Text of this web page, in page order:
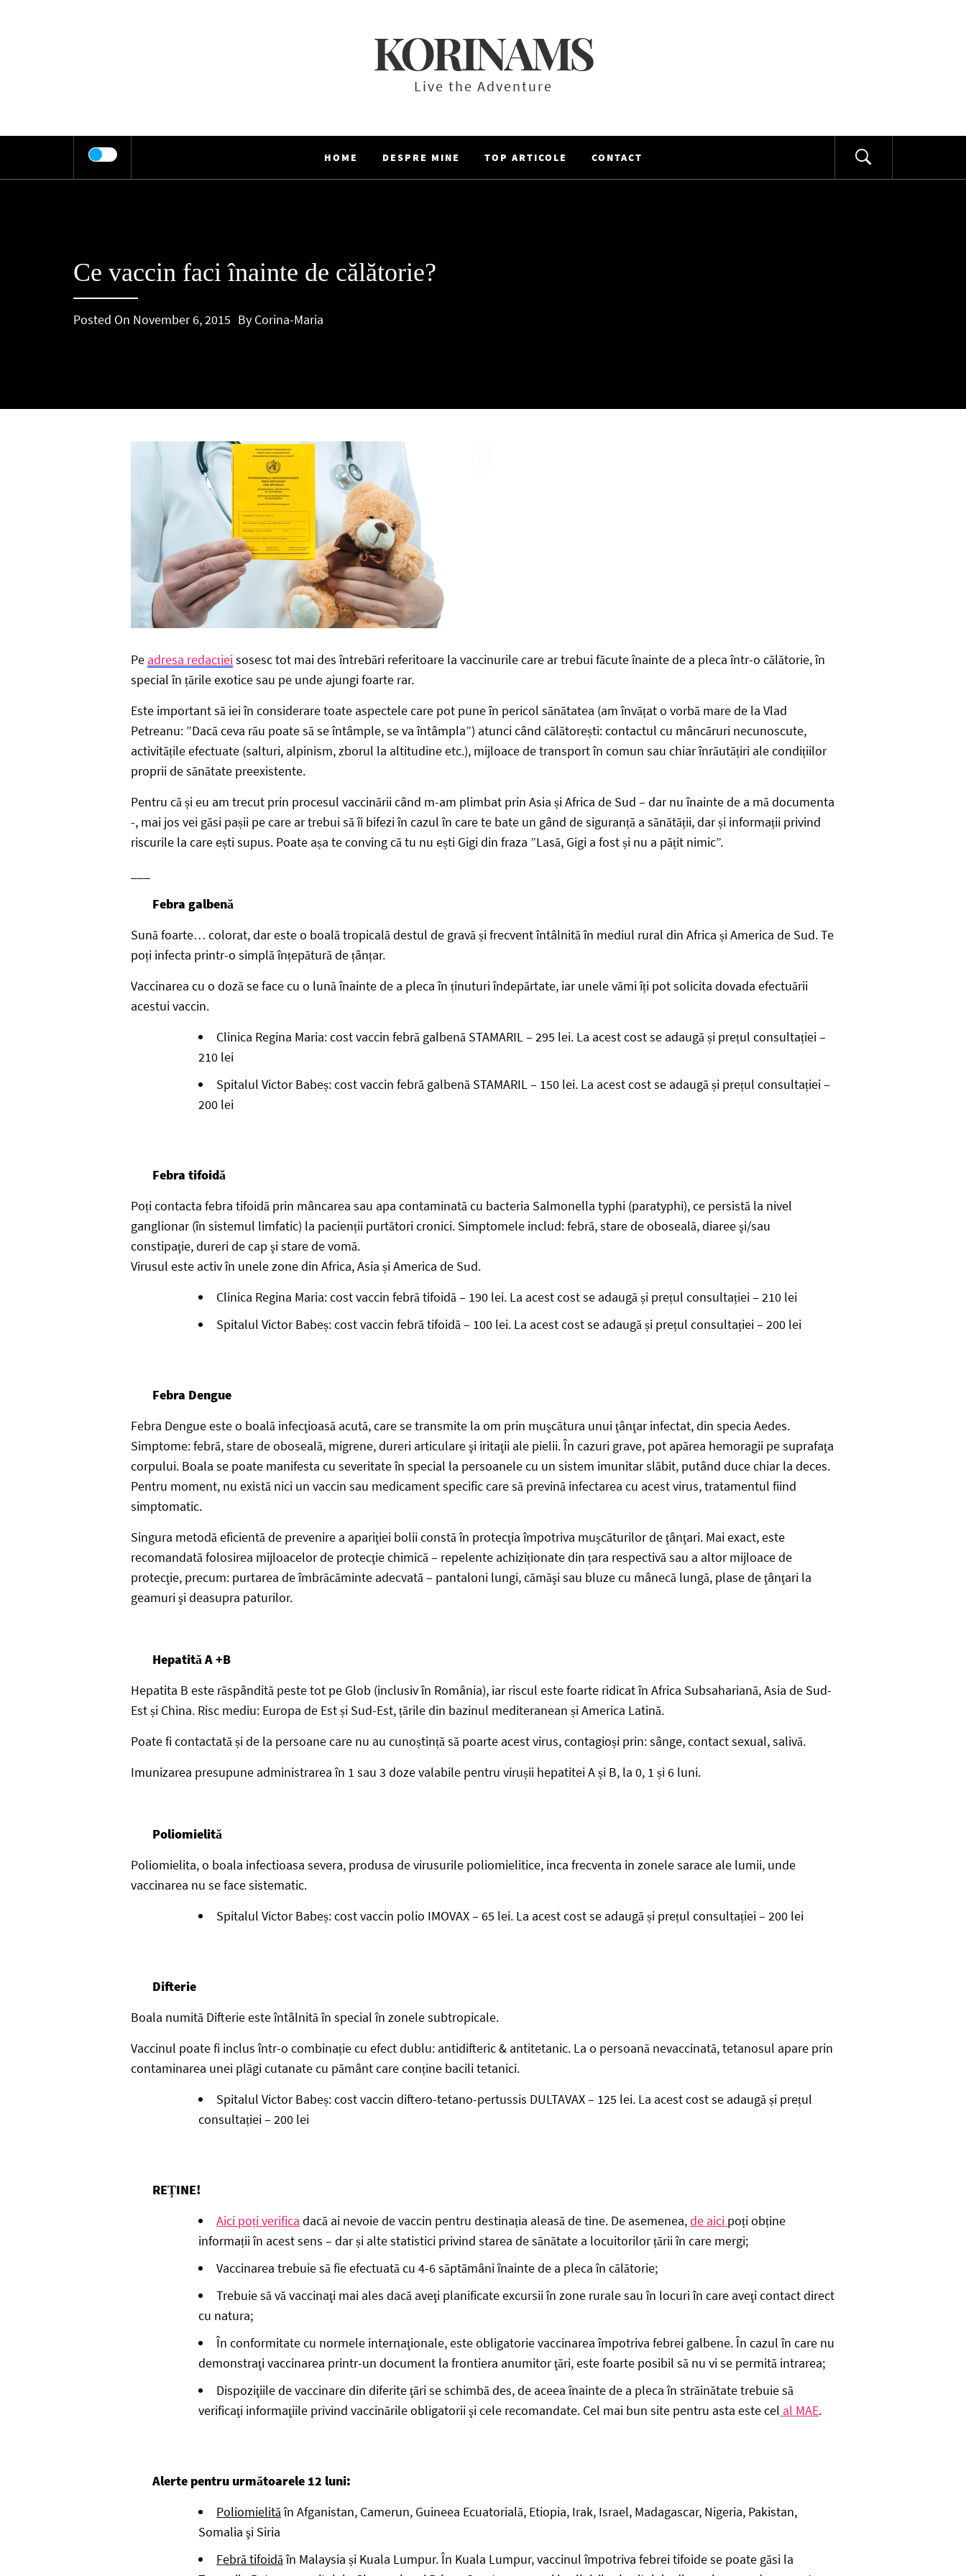
KORINAMS
Live the Adventure
HOME DESPRE MINE TOP ARTICOLE CONTACT
Ce vaccin faci înainte de călătorie?
Posted On November 6, 2015 By Corina-Maria
Pe adresa redacțieisosesc tot mai des întrebări referitoare la vaccinurile care ar trebui făcute înainte de a pleca într-o călătorie, în
special în țările exotice sau pe unde ajungi foarte rar.
Este important să iei în considerare toate aspectele care pot pune în pericol sănătatea (am învățat o vorbă mare de la Vlad
Petreanu: ”Dacă ceva rău poate să se întâmple, se va întâmpla”) atunci când călătorești: contactul cu mâncăruri necunoscute,
activitățile efectuate (salturi, alpinism, zborul la altitudine etc.), mijloace de transport în comun sau chiar înrăutățiri ale condițiilor
proprii de sănătate preexistente.
Pentru că și eu am trecut prin procesul vaccinării când m-am plimbat prin Asia și Africa de Sud – dar nu înainte de a mă documenta
-, mai jos vei găsi pașii pe care ar trebui să îi bifezi în cazul în care te bate un gând de siguranță a sănătății, dar și informații privind
riscurile la care ești supus. Poate așa te conving că tu nu ești Gigi din fraza ”Lasă, Gigi a fost și nu a pățit nimic”.
Febra galbenă
Sună foarte… colorat, dar este o boală tropicală destul de gravă și frecvent întâlnită în mediul rural din Africa și America de Sud. Te
poți infecta printr-o simplă înțepătură de țânțar.
Vaccinarea cu o doză se face cu o lună înainte de a pleca în ținuturi îndepărtate, iar unele vămi îți pot solicita dovada efectuării
acestui vaccin.
Clinica Regina Maria: cost vaccin febră galbenă STAMARIL – 295 lei. La acest cost se adaugă și prețul consultației –
210 lei
Spitalul Victor Babeș: cost vaccin febră galbenă STAMARIL – 150 lei. La acest cost se adaugă și prețul consultației –
200 lei
Febra tifoidă
Poți contacta febra tifoidă prin mâncarea sau apa contaminată cu bacteria Salmonella typhi (paratyphi), ce persistă la nivel
ganglionar (în sistemul limfatic) la pacienții purtători cronici. Simptomele includ: febră, stare de oboseală, diaree şi/sau
constipaţie, dureri de cap şi stare de vomă.
Virusul este activ în unele zone din Africa, Asia și America de Sud.
Clinica Regina Maria: cost vaccin febră tifoidă – 190 lei. La acest cost se adaugă și prețul consultației – 210 lei
Spitalul Victor Babeș: cost vaccin febră tifoidă – 100 lei. La acest cost se adaugă și prețul consultației – 200 lei
Febra Dengue
Febra Dengue este o boală infecţioasă acută, care se transmite la om prin muşcătura unui ţânţar infectat, din specia Aedes.
Simptome: febră, stare de oboseală, migrene, dureri articulare şi iritaţii ale pielii. În cazuri grave, pot apărea hemoragii pe suprafaţa
corpului. Boala se poate manifesta cu severitate în special la persoanele cu un sistem imunitar slăbit, putând duce chiar la deces.
Pentru moment, nu există nici un vaccin sau medicament specific care să prevină infectarea cu acest virus, tratamentul fiind
simptomatic.
Singura metodă eficientă de prevenire a apariţiei bolii constă în protecţia împotriva muşcăturilor de ţânţari. Mai exact, este
recomandată folosirea mijloacelor de protecţie chimică – repelente achiziționate din țara respectivă sau a altor mijloace de
protecţie, precum: purtarea de îmbrăcăminte adecvată – pantaloni lungi, cămăşi sau bluze cu mânecă lungă, plase de ţânţari la
geamuri şi deasupra paturilor.
Hepatită A +B
Hepatita B este răspândită peste tot pe Glob (inclusiv în România), iar riscul este foarte ridicat în Africa Subsahariană, Asia de Sud-
Est și China. Risc mediu: Europa de Est și Sud-Est, țările din bazinul mediteranean și America Latină.
Poate fi contactată și de la persoane care nu au cunoștință să poarte acest virus, contagioși prin: sânge, contact sexual, salivă.
Imunizarea presupune administrarea în 1 sau 3 doze valabile pentru virușii hepatitei A și B, la 0, 1 și 6 luni.
Poliomielită
Poliomielita, o boala infectioasa severa, produsa de virusurile poliomielitice, inca frecventa in zonele sarace ale lumii, unde
vaccinarea nu se face sistematic.
Spitalul Victor Babeș: cost vaccin polio IMOVAX – 65 lei. La acest cost se adaugă și prețul consultației – 200 lei
Difterie
Boala numită Difterie este întâlnită în special în zonele subtropicale.
Vaccinul poate fi inclus într-o combinație cu efect dublu: antidifteric & antitetanic. La o persoană nevaccinată, tetanosul apare prin
contaminarea unei plăgi cutanate cu pământ care conține bacili tetanici.
Spitalul Victor Babeș: cost vaccin diftero-tetano-pertussis DULTAVAX – 125 lei. La acest cost se adaugă și prețul
consultației – 200 lei
REȚINE!
Aici poți verifica dacă ai nevoie de vaccin pentru destinația aleasă de tine. De asemenea,de aici poți obține
informații în acest sens – dar și alte statistici privind starea de sănătate a locuitorilor țării în care mergi;
Vaccinarea trebuie să fie efectuată cu 4-6 săptămâni înainte de a pleca în călătorie;
Trebuie să vă vaccinaţi mai ales dacă aveţi planificate excursii în zone rurale sau în locuri în care aveţi contact direct
cu natura;
În conformitate cu normele internaţionale, este obligatorie vaccinarea împotriva febrei galbene. În cazul în care nu
demonstraţi vaccinarea printr-un document la frontiera anumitor ţări, este foarte posibil să nu vi se permită intrarea;
Dispoziţiile de vaccinare din diferite ţări se schimbă des, de aceea înainte de a pleca în străinătate trebuie să
verificaţi informaţiile privind vaccinările obligatorii şi cele recomandate. Cel mai bun site pentru asta este cel al MAE.
Alerte pentru următoarele 12 luni:
Poliomielităîn Afganistan, Camerun, Guineea Ecuatorială, Etiopia, Irak, Israel, Madagascar, Nigeria, Pakistan,
Somalia şi Siria
Febră tifoidăîn Malaysia și Kuala Lumpur. În Kuala Lumpur, vaccinul împotriva febrei tifoide se poate găsi la